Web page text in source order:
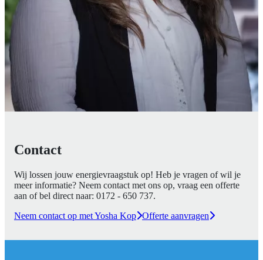
Contact
Wij lossen jouw energievraagstuk op! Heb je vragen of wil je
meer informatie? Neem contact met ons op, vraag een offerte
aan of bel direct naar: 0172 - 650 737.
Neem contact op met Yosha Kop Offerte aanvragen